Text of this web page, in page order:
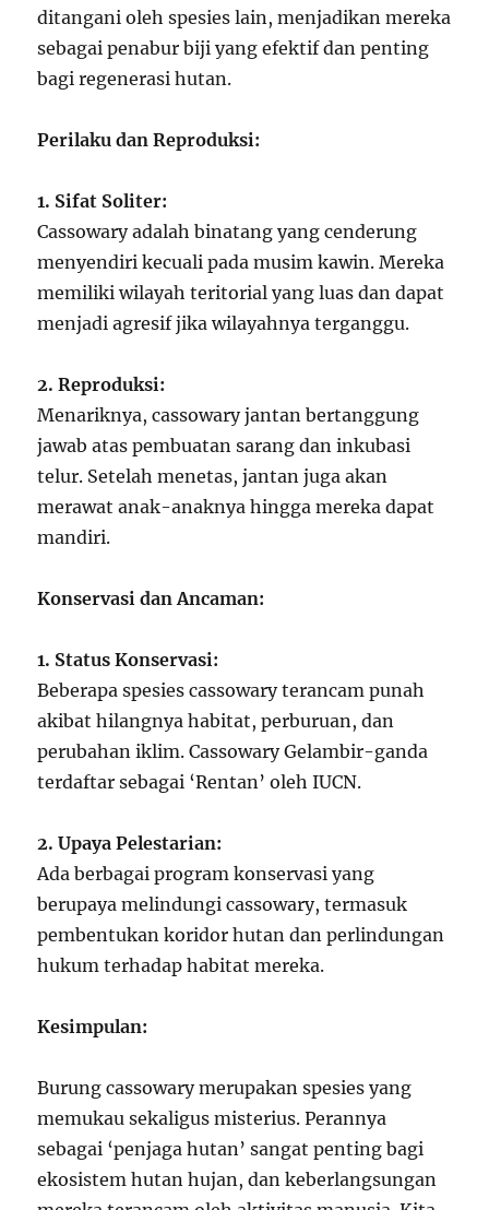
ditangani oleh spesies lain, menjadikan mereka
sebagai penabur biji yang efektif dan penting
bagi regenerasi hutan.
Perilaku dan Reproduksi:
1. Sifat Soliter:
Cassowary adalah binatang yang cenderung
menyendiri kecuali pada musim kawin. Mereka
memiliki wilayah teritorial yang luas dan dapat
menjadi agresif jika wilayahnya terganggu.
2. Reproduksi:
Menariknya, cassowary jantan bertanggung
jawab atas pembuatan sarang dan inkubasi
telur. Setelah menetas, jantan juga akan
merawat anak-anaknya hingga mereka dapat
mandiri.
Konservasi dan Ancaman:
1. Status Konservasi:
Beberapa spesies cassowary terancam punah
akibat hilangnya habitat, perburuan, dan
perubahan iklim. Cassowary Gelambir-ganda
terdaftar sebagai ‘Rentan’ oleh IUCN.
2. Upaya Pelestarian:
Ada berbagai program konservasi yang
berupaya melindungi cassowary, termasuk
pembentukan koridor hutan dan perlindungan
hukum terhadap habitat mereka.
Kesimpulan:
Burung cassowary merupakan spesies yang
memukau sekaligus misterius. Perannya
sebagai ‘penjaga hutan’ sangat penting bagi
ekosistem hutan hujan, dan keberlangsungan